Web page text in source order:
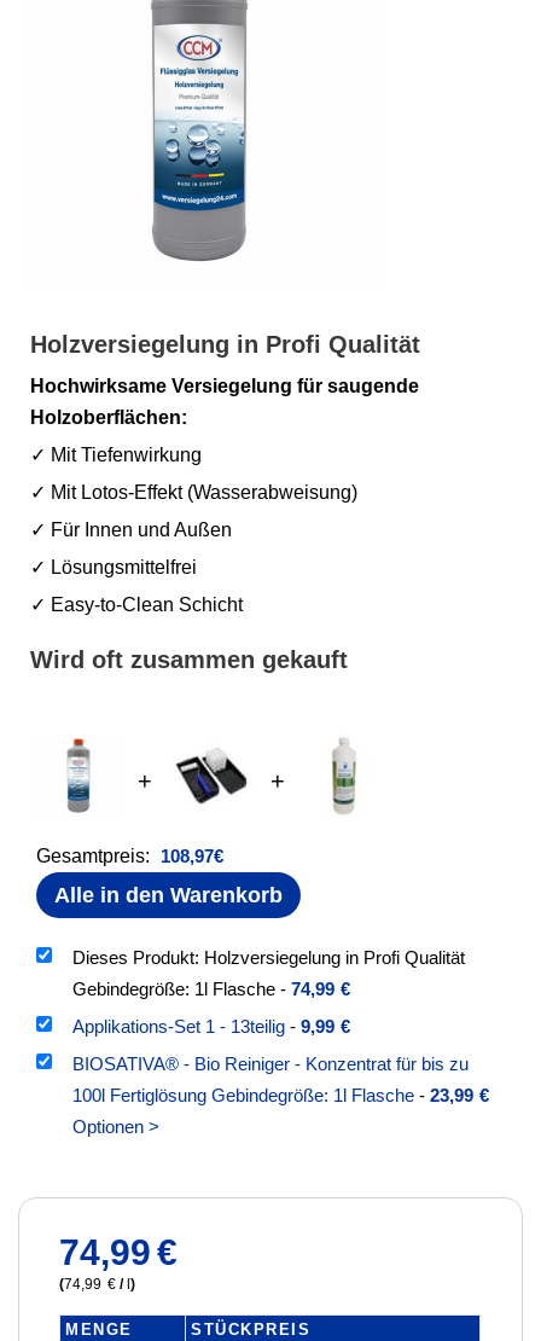
Holzversiegelung in Profi Qualität
Hochwirksame Versiegelung für saugende
Holzoberflächen:
✓ Mit Tiefenwirkung
✓ Mit Lotos-Effekt (Wasserabweisung)
✓ Für Innen und Außen
✓ Lösungsmittelfrei
✓ Easy-to-Clean Schicht
Wird oft zusammen gekauft
+ +
Gesamtpreis: 108,97€
Alle in den Warenkorb
Dieses Produkt: Holzversiegelung in Profi Qualität
Gebindegröße: 1l Flasche - 74,99 €
Applikations-Set 1 - 13teilig - 9,99 €
BIOSATIVA® - Bio Reiniger - Konzentrat für bis zu
100l Fertiglösung Gebindegröße: 1l Flasche - 23,99 €
Optionen >
74,99€
(74,99 € / l)
MENGE
STÜCKPREIS